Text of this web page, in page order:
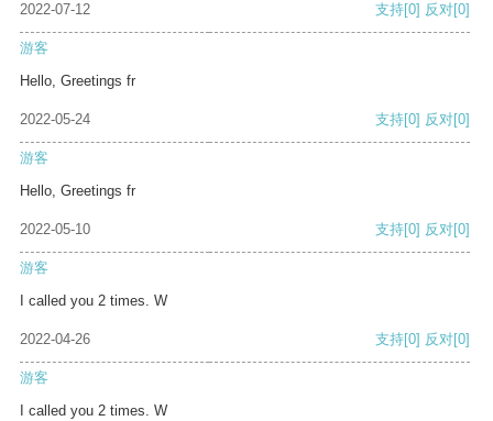
2022-07-12 支持[0] 反对[0]
游客
Hello, Greetings fr
2022-05-24 支持[0] 反对[0]
游客
Hello, Greetings fr
2022-05-10 支持[0] 反对[0]
游客
I called you 2 times. W
2022-04-26 支持[0] 反对[0]
游客
I called you 2 times. W